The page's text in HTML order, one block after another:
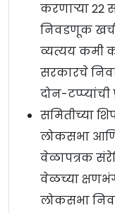
करणाऱ्या 22
निवडणूक
व्यत्यय कमी
सरकारचे
दोन-
समितीच्या
लोकसभा
वेळापत्रक
वेळच्या
लोकसभा